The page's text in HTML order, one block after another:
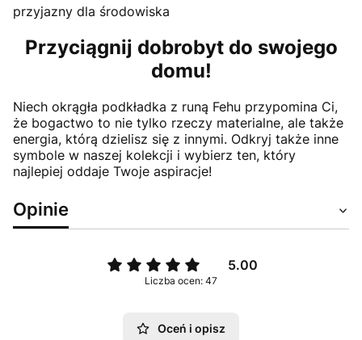
przyjazny dla środowiska
Przyciągnij dobrobyt do swojego
domu!
Niech okrągła podkładka z runą Fehu przypomina Ci,
że bogactwo to nie tylko rzeczy materialne, ale także
energia, którą dzielisz się z innymi. Odkryj także inne
symbole w naszej kolekcji i wybierz ten, który
najlepiej oddaje Twoje aspiracje!
Opinie
5.00
Liczba ocen: 47
Oceń i opisz